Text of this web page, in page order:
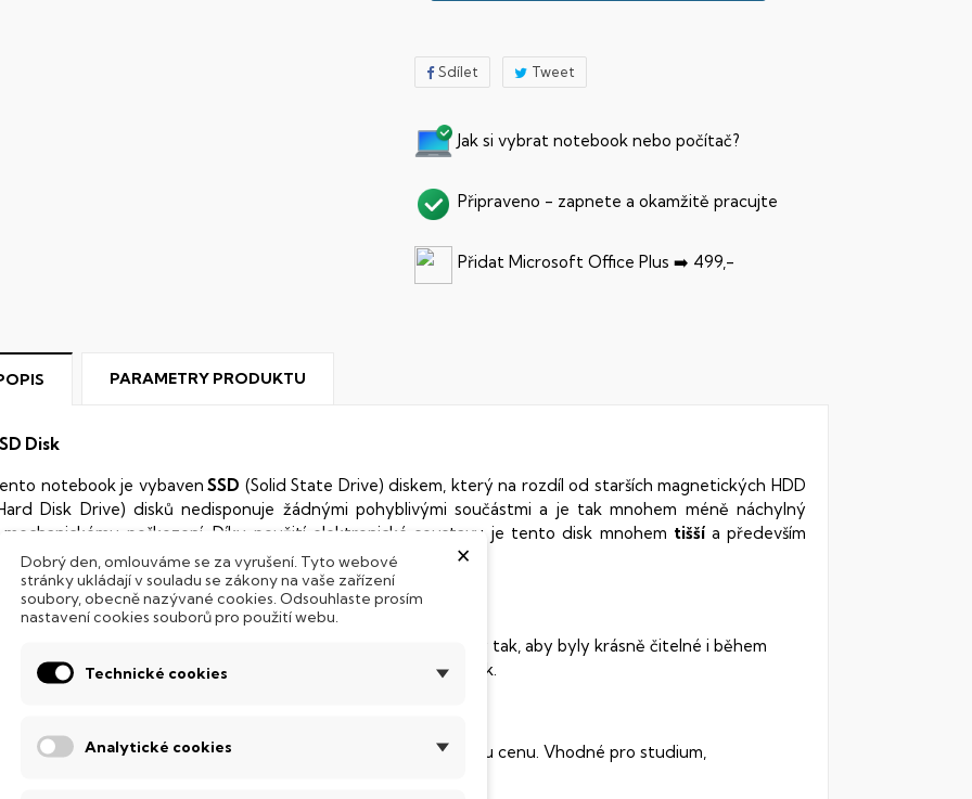
Sdílet Tweet
Jak si vybrat notebook nebo počítač?
Připraveno - zapnete a okamžitě pracujte
Přidat Microsoft Office Plus ➡️ 499,-
PARAMETRY PRODUKTU
Disk
notebook je vybaven SSD (Solid State Drive) diskem, který na rozdíl od starších magnetických HDD
Disk Drive) disků nedisponuje žádnými pohyblivými součástmi a je tak mnohem méně náchylný
poškození. Díky použití elektronické soustavy je tento disk mnohem tišší a především
mnohemrychlejšípráci s daty.
klávesnice
systém úsporných LED diod osvítí jednotlivé klávesy tak, aby byly krásně čitelné i během
noci, stále však decentně, aby nikterak nedráždily Váš zrak.
15
firemní notebooky v elegantním designu za příjemnou cenu. Vhodné pro studium,
zábavu i kancelářskou práci.
×
Dobrý den, omlouváme se za vyrušení. Tyto webové
stránky ukládají v souladu se zákony na vaše zařízení
soubory, obecně nazývané cookies. Odsouhlaste prosím
nastavení cookies souborů pro použití webu.
Technické cookies
Analytické cookies